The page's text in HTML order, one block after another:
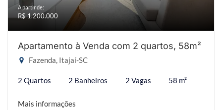
A partir de:
R$ 1.200.000
Apartamento à Venda com 2 quartos, 58m²
Fazenda, Itajaí-SC
2 Quartos 2 Banheiros 2 Vagas 58 m²
Mais informações